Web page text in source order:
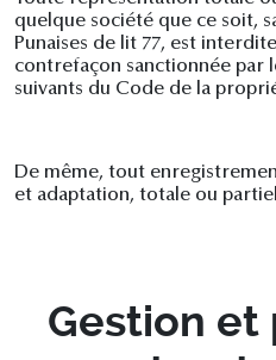
quelque société que ce soit,
Punaises de lit 77, est
contrefaçon sanctionnée par
suivants du Code de la
De même, tout
et adaptation, totale ou
Gestion